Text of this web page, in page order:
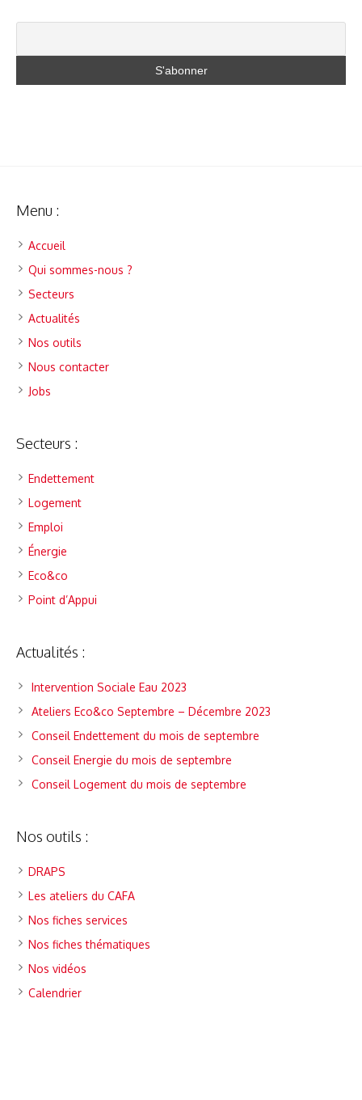
Menu :
Accueil
Qui sommes-nous ?
Secteurs
Actualités
Nos outils
Nous contacter
Jobs
Secteurs :
Endettement
Logement
Emploi
Énergie
Eco&co
Point d’Appui
Actualités :
Intervention Sociale Eau 2023
Ateliers Eco&co Septembre – Décembre 2023
Conseil Endettement du mois de septembre
Conseil Energie du mois de septembre
Conseil Logement du mois de septembre
Nos outils :
DRAPS
Les ateliers du CAFA
Nos fiches services
Nos fiches thématiques
Nos vidéos
Calendrier